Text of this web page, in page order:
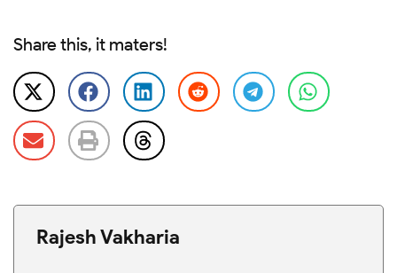
Share this, it maters!
Rajesh Vakharia